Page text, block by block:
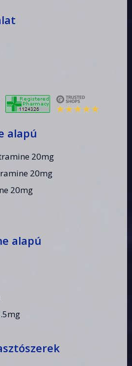
alapú
20mg
20mg
20mg
alapú